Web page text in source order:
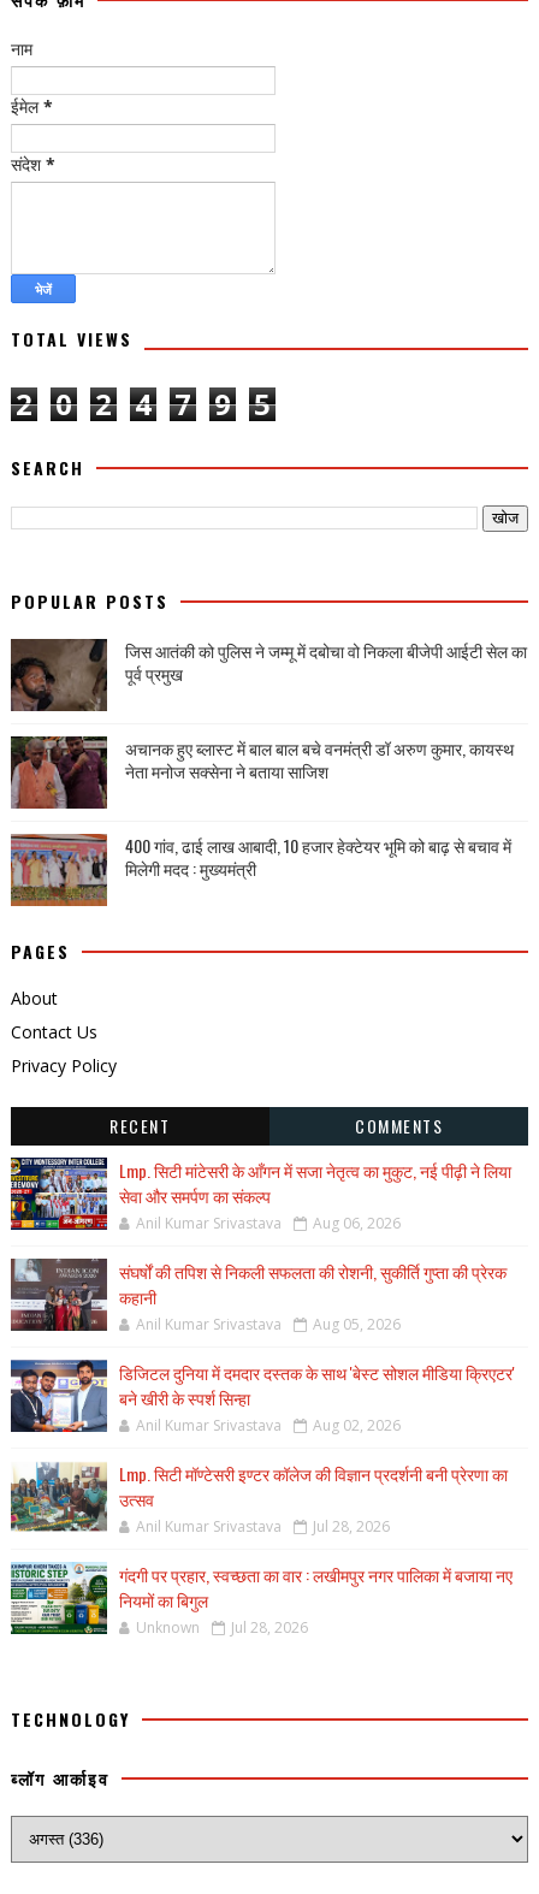
नाम
ईमेल*
संदेश *
TOTAL VIEWS
2 0 2 4 7 9 5
SEARCH
POPULAR POSTS
जिस आतंकी को पुलिस ने जम्मू में दबोचा वो निकला बीजेपी आईटी सेल का
पूर्व प्रमुख
अचानक हुए ब्लास्ट में बाल बाल बचे वनमंत्री डॉ अरुण कुमार, कायस्थ
नेता मनोज सक्सेना ने बताया साजिश
400 गांव, ढाई लाख आबादी, 10 हजार हेक्टेयर भूमि को बाढ़ से बचाव में
मिलेगी मदद : मुख्यमंत्री
PAGES
About
Contact Us
Privacy Policy
RECENT
COMMENTS
Lmp. सिटी मांटेसरी के आँगन में सजा नेतृत्व का मुकुट, नई पीढ़ी ने लिया
सेवा और समर्पण का संकल्प
Anil Kumar Srivastava Aug 06, 2026
संघर्षों की तपिश से निकली सफलता की रोशनी, सुकीर्ति गुप्ता की प्रेरक
कहानी
Anil Kumar Srivastava Aug 05, 2026
डिजिटल दुनिया में दमदार दस्तक के साथ 'बेस्ट सोशल मीडिया क्रिएटर'
बने खीरी के स्पर्श सिन्हा
Anil Kumar Srivastava Aug 02, 2026
Lmp. सिटी मॉण्टेसरी इण्टर कॉलेज की विज्ञान प्रदर्शनी बनी प्रेरणा का
उत्सव
Anil Kumar Srivastava Jul 28, 2026
गंदगी पर प्रहार, स्वच्छता का वार : लखीमपुर नगर पालिका में बजाया नए
नियमों का बिगुल
Unknown Jul 28, 2026
TECHNOLOGY
ब्लॉग आर्काइव